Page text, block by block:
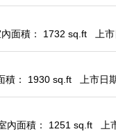
面積： 1732 sq.ft 上
積： 1930 sq.ft 上市日
內面積： 1251 sq.ft